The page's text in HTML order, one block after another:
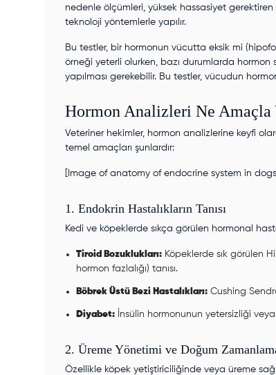
nedenle ölçümleri, yüksek hassasiyet gerektiren
teknoloji yöntemlerle yapılır.
Bu testler, bir hormonun vücutta eksik mi
örneği yeterli olurken, bazı durumlarda hormon
yapılması gerekebilir. Bu testler, vücudun
Hormon Analizleri Ne Amaçla
Veteriner hekimler, hormon analizlerine keyfi
temel amaçları şunlardır:
[Image of anatomy of endocrine system in dogs]
1. Endokrin Hastalıkların Tanısı
Kedi ve köpeklerde sıkça görülen hormonal
Tiroid Bozuklukları: Köpeklerde sık görülen
hormon fazlalığı) tanısı.
Böbrek Üstü Bezi Hastalıkları: Cushing
Diyabet: İnsülin hormonunun yetersizliği
2. Üreme Yönetimi ve Doğum
Özellikle köpek yetiştiriciliğinde veya üreme